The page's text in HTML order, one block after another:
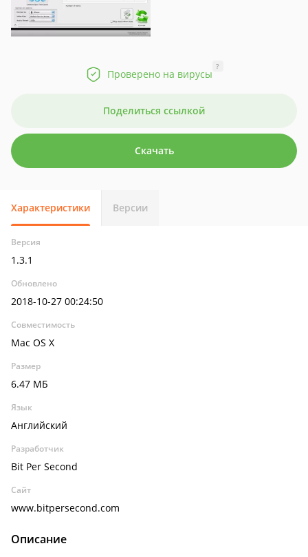
Проверено на вирусы
?
Поделиться ссылкой
Скачать
Характеристики Версии
Версия
1.3.1
Обновлено
2018-10-27 00:24:50
Совместимость
Mac OS X
Размер
6.47 МБ
Язык
Английский
Разработчик
Bit Per Second
Сайт
www.bitpersecond.com
Описание